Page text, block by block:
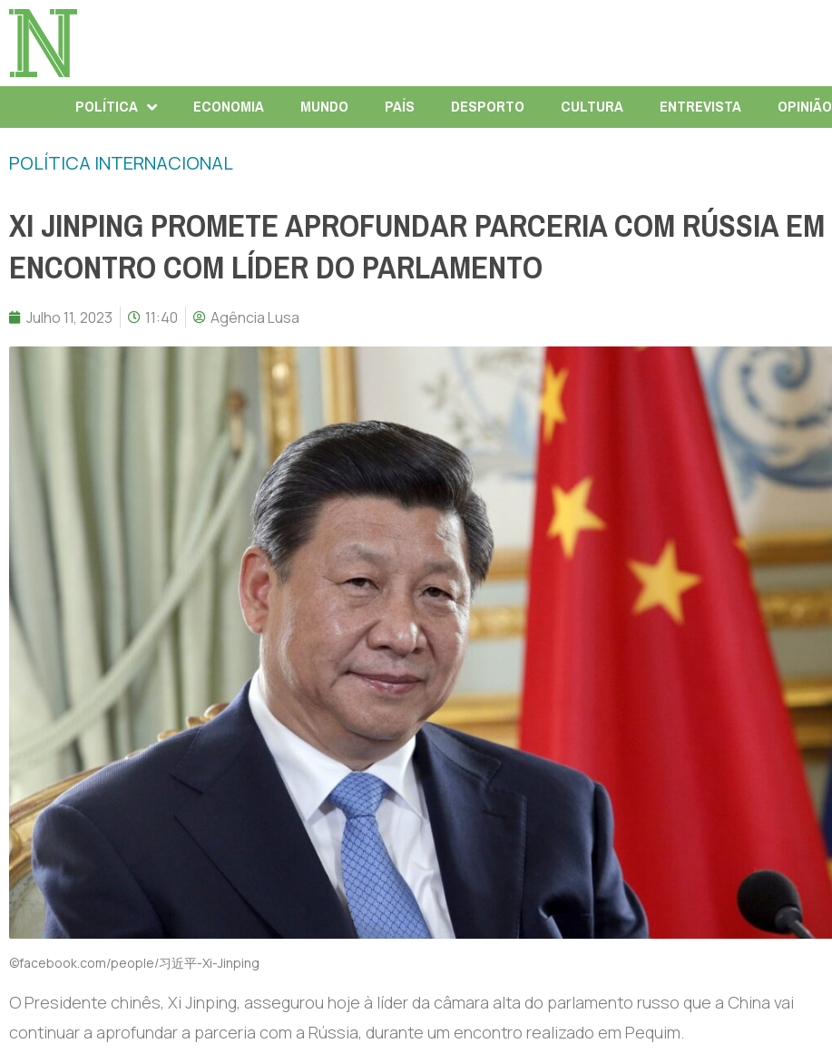
POLÍTICA ECONOMIA MUNDO PAÍS DESPORTO CULTURA ENTREVISTA OPINIÃO
POLÍTICA INTERNACIONAL
XI JINPING PROMETE APROFUNDAR PARCERIA COM RÚSSIA EM
ENCONTRO COM LÍDER DO PARLAMENTO
Julho 11, 2023 11:40 Agência Lusa
©facebook.com/people/习近平-Xi-Jinping
O Presidente chinês, Xi Jinping, assegurou hoje à líder da câmara alta do parlamento russo que a China vai
continuar a aprofundar a parceria com a Rússia, durante um encontro realizado em Pequim.